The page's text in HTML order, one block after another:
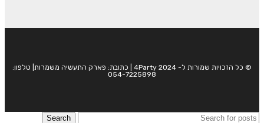
© כל הזכויות שמורות ל- 4Party 2024 | כתובת: פארק התעשיה משמרות| טלפון:
054-7225898
Search